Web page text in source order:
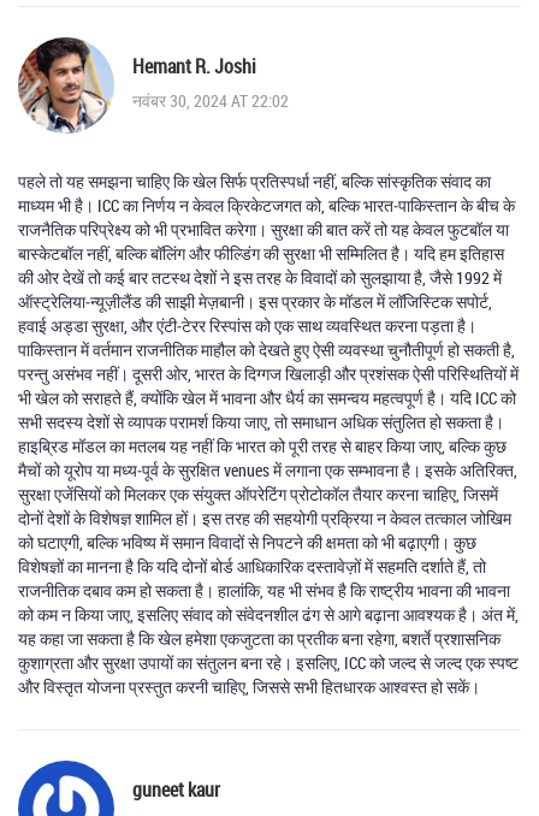
Hemant R. Joshi
नवंबर 30, 2024 AT 22:02
पहले तो यह समझना चाहिए कि खेल सिर्फ प्रतिस्पर्धा नहीं, बल्कि सांस्कृतिक संवाद का
माध्यम भी है। ICC का निर्णय न केवल क्रिकेटजगत को, बल्कि भारत‑पाकिस्तान के बीच के
राजनैतिक परिप्रेक्ष्य को भी प्रभावित करेगा। सुरक्षा की बात करें तो यह केवल फुटबॉल या
बास्केटबॉल नहीं, बल्कि बॉलिंग और फील्डिंग की सुरक्षा भी सम्मिलित है। यदि हम इतिहास
की ओर देखें तो कई बार तटस्थ देशों ने इस तरह के विवादों को सुलझाया है, जैसे 1992 में
ऑस्ट्रेलिया‑न्यूज़ीलैंड की साझी मेज़बानी। इस प्रकार के मॉडल में लॉजिस्टिक सपोर्ट,
हवाई अड्डा सुरक्षा, और एंटी‑टेरर रिस्पांस को एक साथ व्यवस्थित करना पड़ता है।
पाकिस्तान में वर्तमान राजनीतिक माहौल को देखते हुए ऐसी व्यवस्था चुनौतीपूर्ण हो सकती है,
परन्तु असंभव नहीं। दूसरी ओर, भारत के दिग्गज खिलाड़ी और प्रशंसक ऐसी परिस्थितियों में
भी खेल को सराहते हैं, क्योंकि खेल में भावना और धैर्य का समन्वय महत्वपूर्ण है। यदि ICC को
सभी सदस्य देशों से व्यापक परामर्श किया जाए, तो समाधान अधिक संतुलित हो सकता है।
हाइब्रिड मॉडल का मतलब यह नहीं कि भारत को पूरी तरह से बाहर किया जाए, बल्कि कुछ
मैचों को यूरोप या मध्य‑पूर्व के सुरक्षित venues में लगाना एक सम्भावना है। इसके अतिरिक्त,
सुरक्षा एजेंसियों को मिलकर एक संयुक्त ऑपरेटिंग प्रोटोकॉल तैयार करना चाहिए, जिसमें
दोनों देशों के विशेषज्ञ शामिल हों। इस तरह की सहयोगी प्रक्रिया न केवल तत्काल जोखिम
को घटाएगी, बल्कि भविष्य में समान विवादों से निपटने की क्षमता को भी बढ़ाएगी। कुछ
विशेषज्ञों का मानना है कि यदि दोनों बोर्ड आधिकारिक दस्तावेज़ों में सहमति दर्शाते हैं, तो
राजनीतिक दबाव कम हो सकता है। हालांकि, यह भी संभव है कि राष्ट्रीय भावना की भावना
को कम न किया जाए, इसलिए संवाद को संवेदनशील ढंग से आगे बढ़ाना आवश्यक है। अंत में,
यह कहा जा सकता है कि खेल हमेशा एकजुटता का प्रतीक बना रहेगा, बशर्ते प्रशासनिक
कुशाग्रता और सुरक्षा उपायों का संतुलन बना रहे। इसलिए, ICC को जल्द से जल्द एक स्पष्ट
और विस्तृत योजना प्रस्तुत करनी चाहिए, जिससे सभी हितधारक आश्वस्त हो सकें।
guneet kaur